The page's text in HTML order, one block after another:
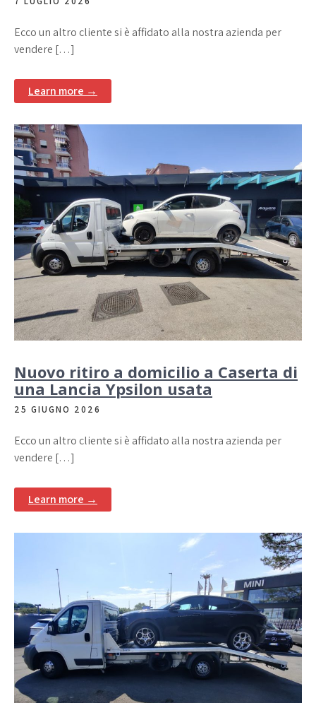
Ecco un altro cliente si è affidato alla nostra azienda per
vendere […]
Learn more →
Nuovo ritiro a domicilio a Caserta di
una Lancia Ypsilon usata
25 GIUGNO 2026
Ecco un altro cliente si è affidato alla nostra azienda per
vendere […]
Learn more →